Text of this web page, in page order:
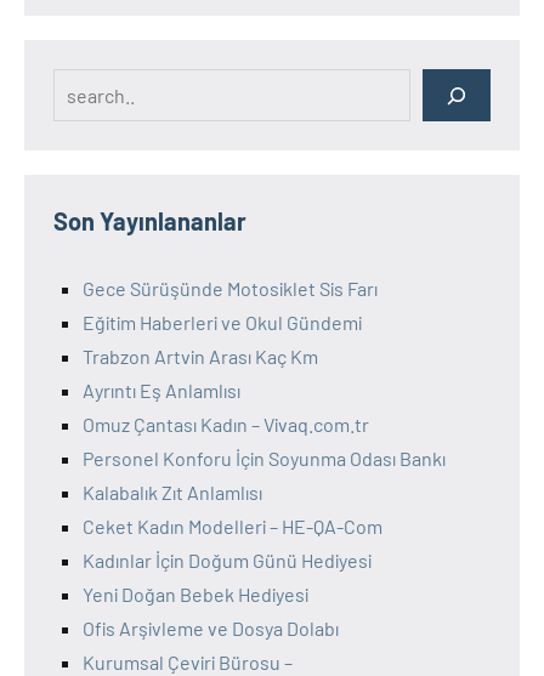
Son Yayınlananlar
Gece Sürüşünde Motosiklet Sis Farı
Eğitim Haberleri ve Okul Gündemi
Trabzon Artvin Arası Kaç Km
Ayrıntı Eş Anlamlısı
Omuz Çantası Kadın – Vivaq.com.tr
Personel Konforu İçin Soyunma Odası Bankı
Kalabalık Zıt Anlamlısı
Ceket Kadın Modelleri – HE-QA-Com
Kadınlar İçin Doğum Günü Hediyesi
Yeni Doğan Bebek Hediyesi
Ofis Arşivleme ve Dosya Dolabı
Kurumsal Çeviri Bürosu –